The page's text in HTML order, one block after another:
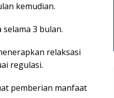
kemudian.
3 bulan.
relaksasi
regulasi.
pemberian manfaat